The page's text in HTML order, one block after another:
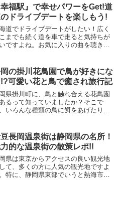
ポットは、富士山の北麓に位置する富
口湖町です!富士河...
幸福駅』で幸せパワーをGet!道
ドライブデートを楽しもう!
道でドライブデートがしたい！広く
までも続く道を車で走ると気持ちが
ですよね。お気に入りの曲を聴きな
空気がカラッとしていて、最高です♪
ど、広すぎてどこに...
の掛川花鳥園で鳥が好きにな
可愛い花と鳥で癒され旅行記
県掛川町に、鳥と触れ合える花鳥園
るって知っていましたか？そこで
いろんな種類の鳥に餌をあげたりで
りする姿がとっても可愛いんです
そんな素敵な体験ができる...
長岡温泉街は静岡県の名所！
的な温泉街の散策レポ!!
県は東京からアクセスの良い観光地
て、多くの方に人気の観光地ですよ
特に、静岡県東部でいうと熱海市や